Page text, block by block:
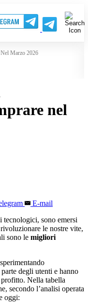
Marzo 2026
nel
E-mail
sono emersi
le nostre vite,
sono le migliori
degli utenti e hanno
Nella tabella
secondo l’analisi operata
oggi: